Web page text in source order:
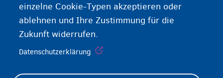
einzelne Cookie-Typen akzeptieren oder
ablehnen und Ihre Zustimmung für die
Zukunft widerrufen.
Datenschutzerklärung